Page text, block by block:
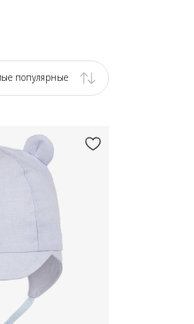
популярные